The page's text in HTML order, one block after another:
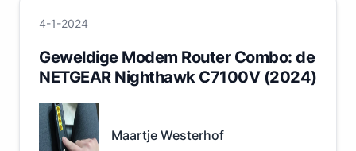
4-1-2024
Geweldige Modem Router Combo: de
NETGEAR Nighthawk C7100V (2024)
Maartje Westerhof